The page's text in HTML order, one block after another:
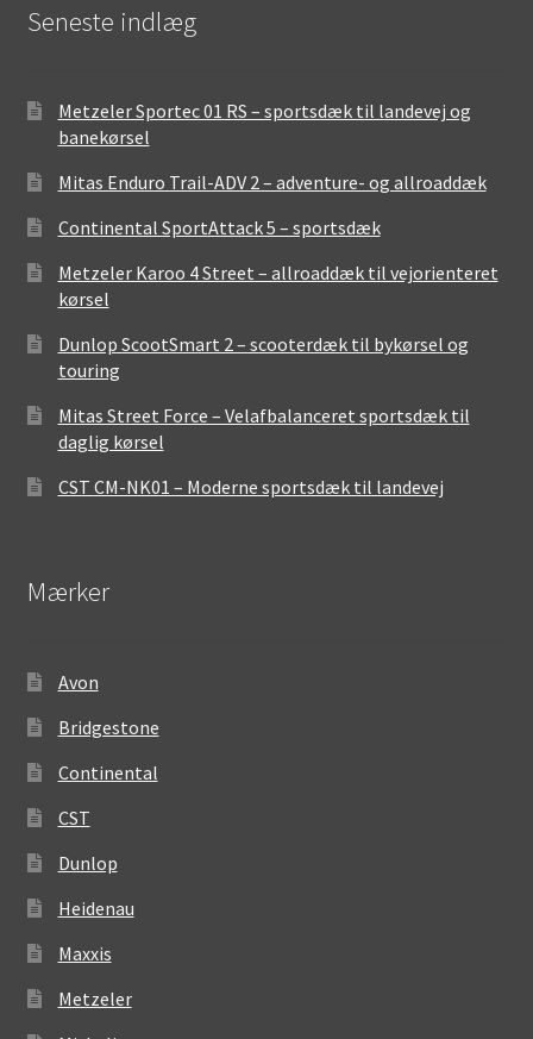
Seneste indlæg
Metzeler Sportec 01 RS – sportsdæk til landevej og
banekørsel
Mitas Enduro Trail-ADV 2 – adventure- og allroaddæk
Continental SportAttack 5 – sportsdæk
Metzeler Karoo 4 Street – allroaddæk til vejorienteret
kørsel
Dunlop ScootSmart 2 – scooterdæk til bykørsel og
touring
Mitas Street Force – Velafbalanceret sportsdæk til
daglig kørsel
CST CM-NK01 – Moderne sportsdæk til landevej
Mærker
Avon
Bridgestone
Continental
CST
Dunlop
Heidenau
Maxxis
Metzeler